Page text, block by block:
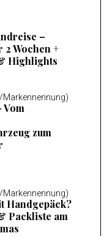
–
2 Wochen +
Highlights
Markennennung)
Vom
zum
Markennennung)
Handgepäck?
Packliste am